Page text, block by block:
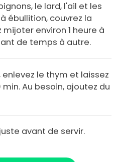
le lard, l'ail et les
ébullition, couvrez la
environ 1 heure à
de temps à autre.
le thym et laissez
Au besoin, ajoutez du
avant de servir.